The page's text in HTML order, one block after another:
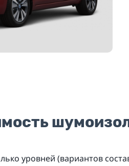
уровней (вариантов